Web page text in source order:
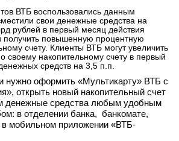
ВТБ воспользовались данным
свои денежные средства на
рублей в первый месяц действия
повышенную процентную
счету. Клиенты ВТБ могут увеличить
своему накопительному счету в первый
средств на 3,5 п.п.
нужно оформить «Мультикарту» ВТБ с
открыть новый накопительный счет
денежные средства любым удобным
в отделении банка, банкомате,
в мобильном приложении «ВТБ-